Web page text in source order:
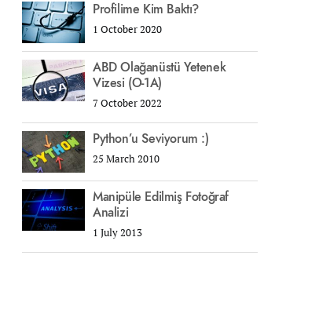
Profilime Kim Baktı?
1 October 2020
ABD Olağanüstü Yetenek
Vizesi (O-1A)
7 October 2022
Python’u Seviyorum :)
25 March 2010
Manipüle Edilmiş Fotoğraf
Analizi
1 July 2013